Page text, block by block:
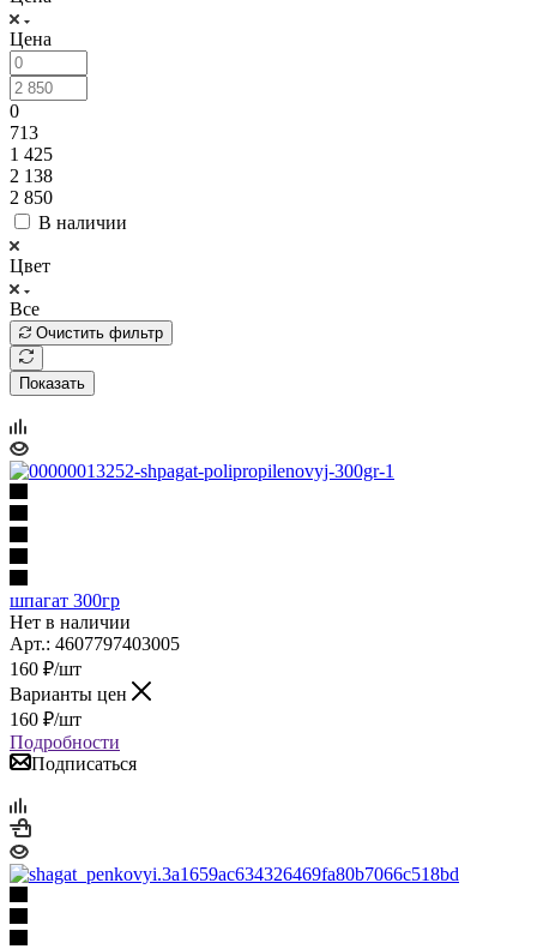
Цена
0
713
1 425
2 138
2 850
В наличии
Цвет
Все
Очистить фильтр
Показать
шпагат 300гр
Нет в наличии
Арт.: 4607797403005
160 ₽/шт
Варианты цен
160 ₽/шт
Подробности
Подписаться